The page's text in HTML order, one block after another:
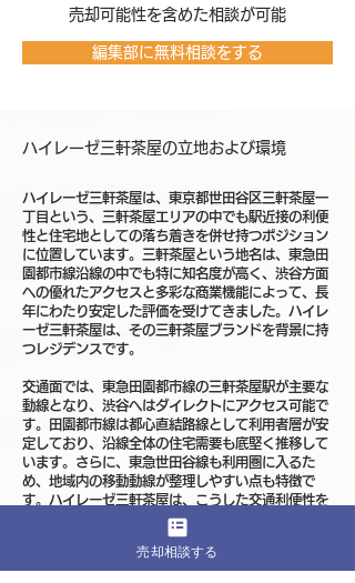
売却可能性を含めた相談が可能
編集部に無料相談をする
ハイレーゼ三軒茶屋の立地および環境
ハイレーゼ三軒茶屋は、東京都世田谷区三軒茶屋一
丁目という、三軒茶屋エリアの中でも駅近接の利便
性と住宅地としての落ち着きを併せ持つポジション
に位置しています。三軒茶屋という地名は、東急田
園都市線沿線の中でも特に知名度が高く、渋谷方面
への優れたアクセスと多彩な商業機能によって、長
年にわたり安定した評価を受けてきました。ハイレ
ーゼ三軒茶屋は、その三軒茶屋ブランドを背景に持
つレジデンスです。
交通面では、東急田園都市線の三軒茶屋駅が主要な
動線となり、渋谷へはダイレクトにアクセス可能で
す。田園都市線は都心直結路線として利用者層が安
定しており、沿線全体の住宅需要も底堅く推移して
います。さらに、東急世田谷線も利用圏に入るた
め、地域内の移動動線が整理しやすい点も特徴で
す。ハイレーゼ三軒茶屋は、こうした交通利便性を
前提としながら、駅前のにぎわいから程よい距離を
保った立地にあります。
三軒茶屋一丁目周辺は、商業施設やオフィス、飲食
売却相談する